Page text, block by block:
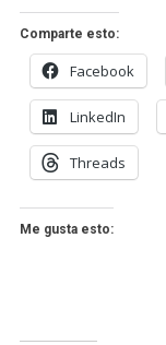
Comparte esto:
Facebook
LinkedIn
Threads
Me gusta esto: